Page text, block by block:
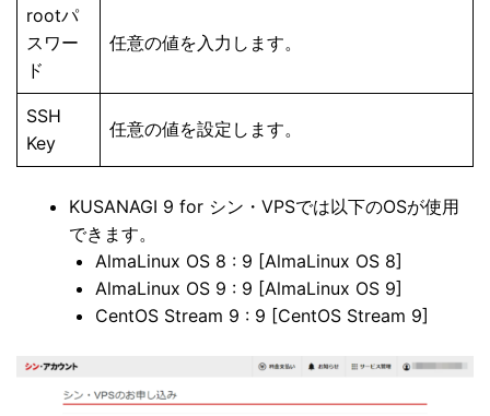
rootパ
スワー
ド
任意の値を入力します。
SSH
Key
任意の値を設定します。
KUSANAGI 9 for シン・VPSでは以下のOSが使用
できます。
AlmaLinux OS 8 : 9 [AlmaLinux OS 8]
AlmaLinux OS 9 : 9 [AlmaLinux OS 9]
CentOS Stream 9 : 9 [CentOS Stream 9]